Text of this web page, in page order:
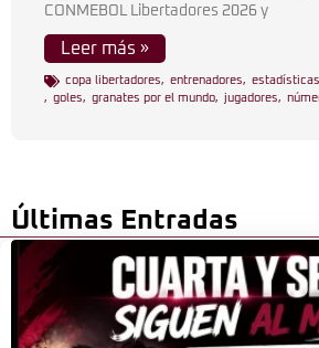
CONMEBOL Libertadores 2026 y
Leer más »
copa libertadores, entrenadores, estadísticas
, goles, granates por el mundo, jugadores,
Últimas Entradas